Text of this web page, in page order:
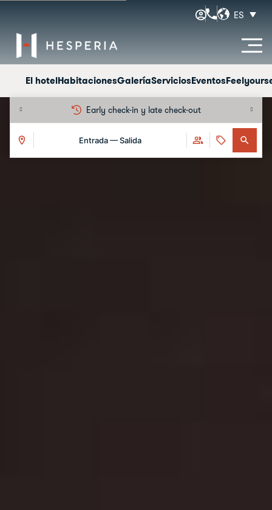
ES
El hotelHabitacionesGaleríaServiciosEventos
Tarifa de cancelación gratis
Entrada — Salida